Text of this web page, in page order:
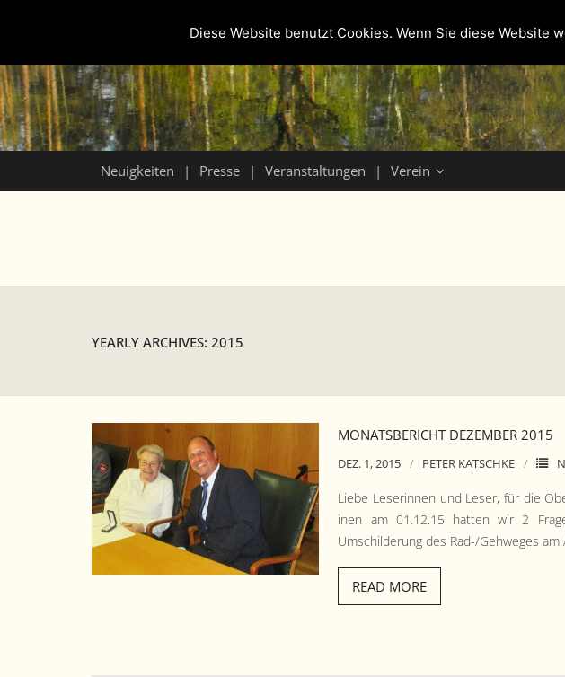
Neuigkeiten Presse Veranstaltungen Verein
YEARLY ARCHIVES: 2015
MONATSBERICHT DEZEMBER 2015
DEZ. 1, 2015 PETER KATSCHKE
Liebe Leserin­nen und Leser, für die
inen am 01.12.15 hat­ten wir 2
Umschilderung des Rad-/Ge­h­weges
READ MORE
Diese Website benutzt Cookies. Wenn Sie diese Website